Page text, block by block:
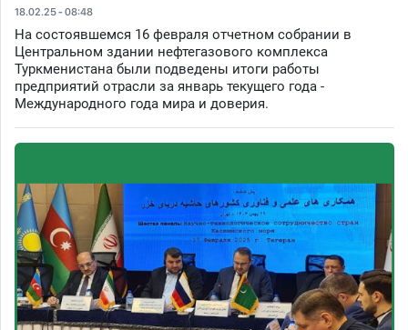
18.02.25 - 08:48
На состоявшемся 16 февраля отчетном собрании в
Центральном здании нефтегазового комплекса
Туркменистана были подведены итоги работы
предприятий отрасли за январь текущего года -
Международного года мира и доверия.